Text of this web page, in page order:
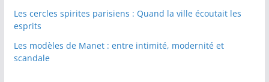
Les cercles spirites parisiens : Quand la ville écoutait les
esprits
Les modèles de Manet : entre intimité, modernité et
scandale